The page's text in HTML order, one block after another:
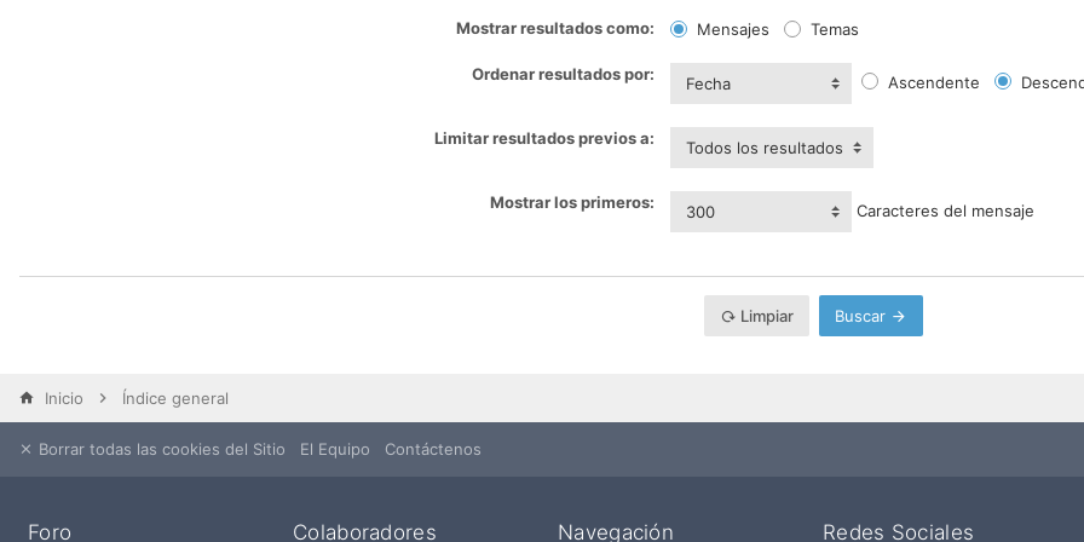
Mostrar resultados como: Mensajes Temas
Ordenar resultados por: Fecha Ascendente
Limitar resultados previos a: Todos los resultados
Mostrar los primeros: 300 Caracteres del mensaje
Limpiar Buscar
Inicio Índice general
Borrar todas las cookies del Sitio El Equipo Contáctenos
Foro Colaboradores Navegación Redes Sociales